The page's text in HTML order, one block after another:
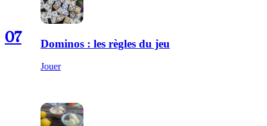
07 Dominos : les règles du jeu
Jouer